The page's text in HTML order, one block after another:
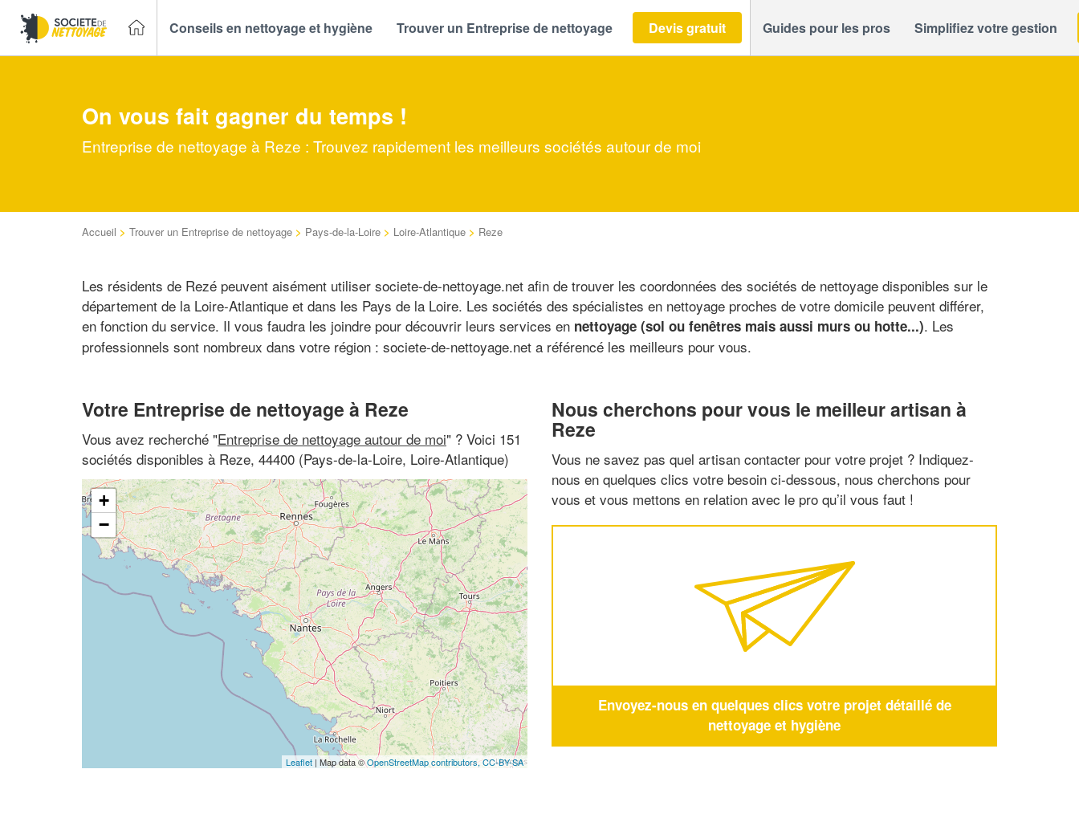
Conseils en nettoyage et hygiène Trouver un Entreprise de nettoyage Devis gratuit Guides pour les pros Simplifiez votre gestion
On vous fait gagner du temps !
Entreprise de nettoyage à Reze : Trouvez rapidement les meilleurs sociétés autour de moi
Accueil > Trouver un Entreprise de nettoyage > Pays-de-la-Loire > Loire-Atlantique > Reze
Les résidents de Rezé peuvent aisément utiliser societe-de-nettoyage.net afin de trouver les coordonnées des sociétés de nettoyage disponibles sur le
département de la Loire-Atlantique et dans les Pays de la Loire. Les sociétés des spécialistes en nettoyage proches de votre domicile peuvent différer,
en fonction du service. Il vous faudra les joindre pour découvrir leurs services en nettoyage (sol ou fenêtres mais aussi murs ou hotte...). Les
professionnels sont nombreux dans votre région : societe-de-nettoyage.net a référencé les meilleurs pour vous.
Votre Entreprise de nettoyage à Reze
Vous avez recherché "Entreprise de nettoyage autour de moi" ? Voici 151
sociétés disponibles à Reze, 44400 (Pays-de-la-Loire, Loire-Atlantique)
+
−
Leaflet | Map data ©OpenStreetMap contributors,CC-BY-SA
Nous cherchons pour vous le meilleur artisan à
Reze
Vous ne savez pas quel artisan contacter pour votre projet ? Indiquez-
nous en quelques clics votre besoin ci-dessous, nous cherchons pour
vous et vous mettons en relation avec le pro qu’il vous faut !
Envoyez-nous en quelques clics votre projet détaillé de
nettoyage et hygiène